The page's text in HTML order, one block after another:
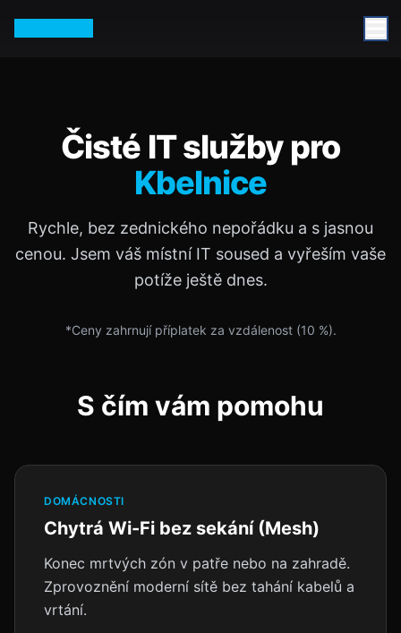
Čisté IT služby pro
Kbelnice
Rychle, bez zednického nepořádku a s jasnou
cenou. Jsem váš místní IT soused a vyřeším vaše
potíže ještě dnes.
*Ceny zahrnují příplatek za vzdálenost (10 %).
S čím vám pomohu
DOMÁCNOSTI
Chytrá Wi-Fi bez sekání (Mesh)
Konec mrtvých zón v patře nebo na zahradě.
Zprovoznění moderní sítě bez tahání kabelů a
vrtání.